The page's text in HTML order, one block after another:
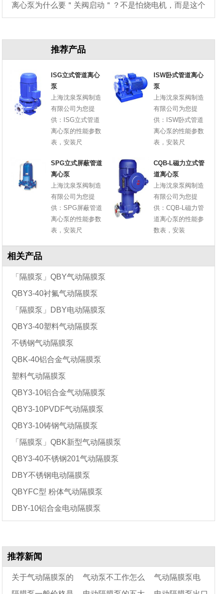
离心泵为什么要＂关阀启动＂？不是怕烧电机，而是这个
推荐产品
ISG立式管道离心
泵
上海沈泉泵阀制造
有限公司为您提
供：ISG立式管道
离心泵的性能参数
表，安装尺
ISW卧式管道离心
泵
上海沈泉泵阀制造
有限公司为您提
供：ISW卧式管道
离心泵的性能参数
表，安装尺
SPG立式屏蔽管道
离心泵
上海沈泉泵阀制造
有限公司为您提
供：SPG屏蔽管道
离心泵的性能参数
表，安装尺
CQB-L磁力立式管
道离心泵
上海沈泉泵阀制造
有限公司为您提
供：CQB-L磁力管
道离心泵的性能参
数表，安装
相关产品
「隔膜泵」QBY气动隔膜泵
QBY3-40衬氟气动隔膜泵
「隔膜泵」DBY电动隔膜泵
QBY3-40塑料气动隔膜泵
不锈钢气动隔膜泵
QBK-40铝合金气动隔膜泵
塑料气动隔膜泵
QBY3-10铝合金气动隔膜泵
QBY3-10PVDF气动隔膜泵
QBY3-10铸钢气动隔膜泵
「隔膜泵」QBK新型气动隔膜泵
QBY3-40不锈钢201气动隔膜泵
DBY不锈钢电动隔膜泵
QBYFC型 粉体气动隔膜泵
DBY-10铝合金电动隔膜泵
推荐新闻
关于气动隔膜泵的 气动泵不工作怎么 气动隔膜泵电